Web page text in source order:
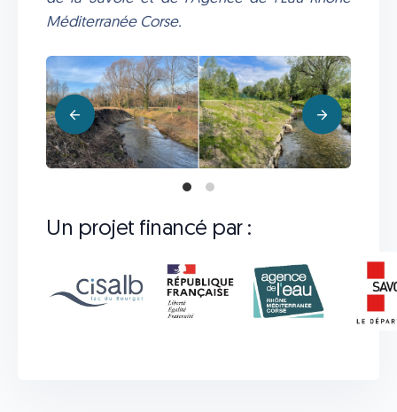
Méditerranée Corse.
Un projet financé par :